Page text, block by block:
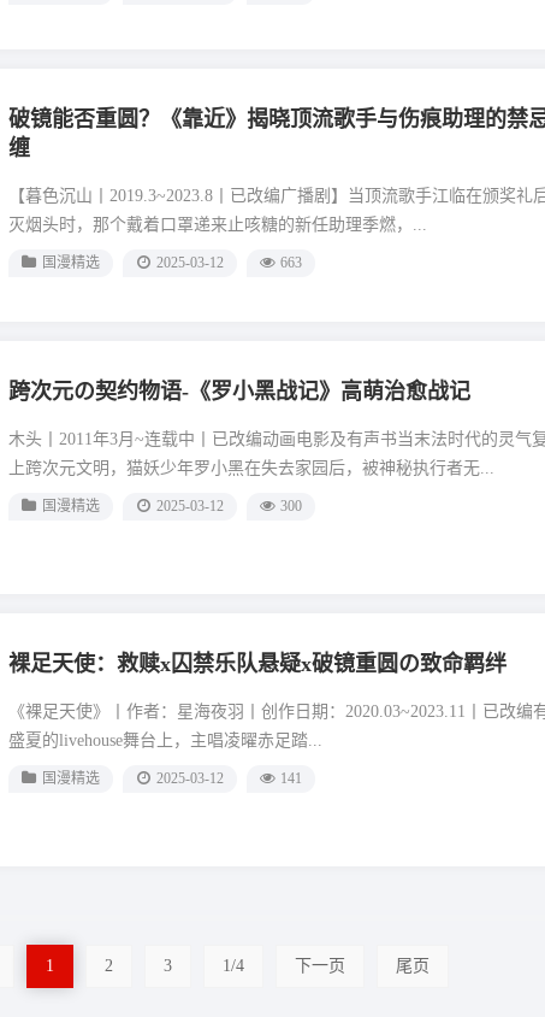
破镜能否重圆？《靠近》揭晓顶流歌手与伤痕助理的禁
缠
【暮色沉山丨2019.3~2023.8丨已改编广播剧】当顶流歌手江临在颁奖礼
灭烟头时，那个戴着口罩递来止咳糖的新任助理季燃，...
国漫精选 2025-03-12 663
跨次元の契约物语-《罗小黑战记》高萌治愈战记
木头丨2011年3月~连载中丨已改编动画电影及有声书当末法时代的灵气
上跨次元文明，猫妖少年罗小黑在失去家园后，被神秘执行者无...
国漫精选 2025-03-12 300
裸足天使：救赎x囚禁乐队悬疑x破镜重圆の致命羁绊
《裸足天使》丨作者：星海夜羽丨创作日期：2020.03~2023.11丨已改编
盛夏的livehouse舞台上，主唱凌曜赤足踏...
国漫精选 2025-03-12 141
1 2 3 1/4 下一页 尾页